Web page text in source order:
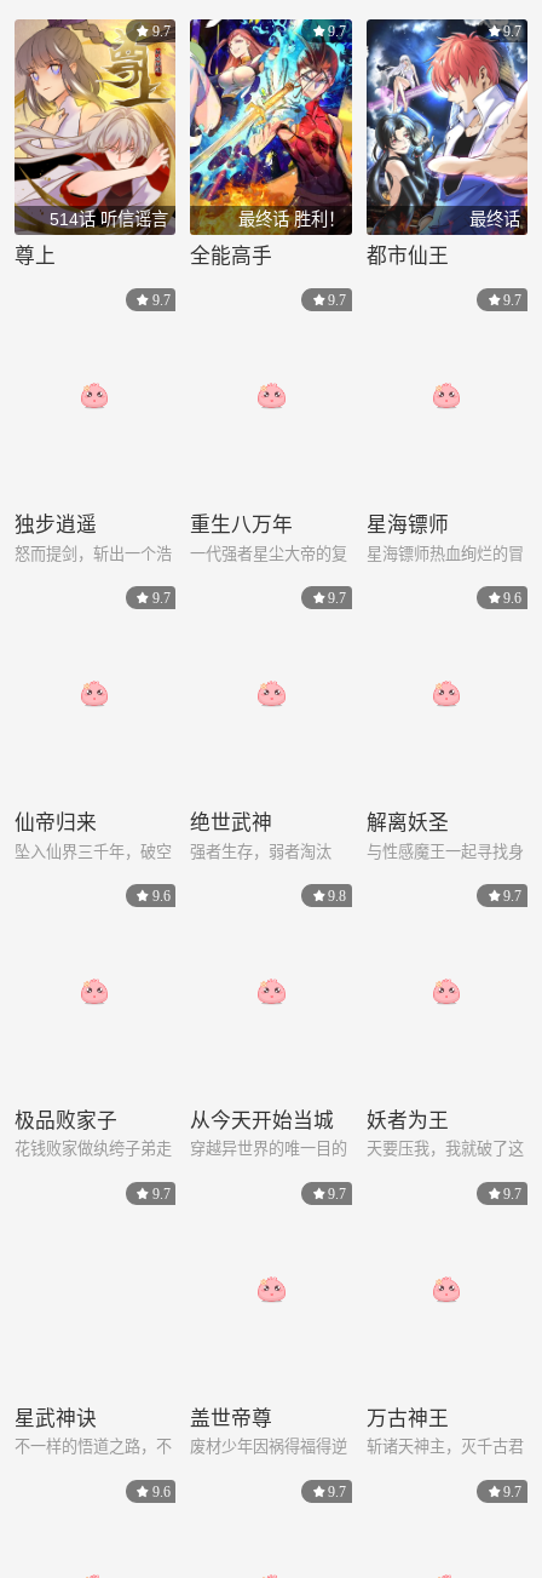
514话 听信谣言
9.7
尊上
最终话 胜利！
9.7
全能高手
最终话
9.7
都市仙王
9.7
独步逍遥
怒而提剑，斩出一个浩
9.7
重生八万年
一代强者星尘大帝的复
9.7
星海镖师
星海镖师热血绚烂的冒
9.7
仙帝归来
坠入仙界三千年，破空
9.7
绝世武神
强者生存，弱者淘汰
9.6
解离妖圣
与性感魔王一起寻找身
9.6
极品败家子
花钱败家做纨绔子弟走
9.8
从今天开始当城
主
穿越异世界的唯一目的
9.7
妖者为王
天要压我，我就破了这
9.7
星武神诀
不一样的悟道之路，不
9.7
盖世帝尊
废材少年因祸得福得逆
9.7
万古神王
斩诸天神主，灭千古君
9.6 9.7 9.7